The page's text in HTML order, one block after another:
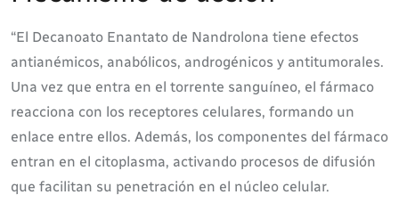
“El Decanoato Enantato de Nandrolona tiene efectos
antianémicos, anabólicos, androgénicos y antitumorales.
Una vez que entra en el torrente sanguíneo, el fármaco
reacciona con los receptores celulares, formando un
enlace entre ellos. Además, los componentes del fármaco
entran en el citoplasma, activando procesos de difusión
que facilitan su penetración en el núcleo celular.